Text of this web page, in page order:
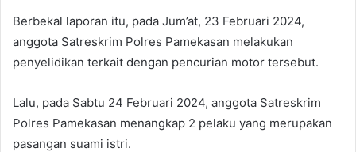
Berbekal laporan itu, pada Jum’at, 23 Februari 2024,
anggota Satreskrim Polres Pamekasan melakukan
penyelidikan terkait dengan pencurian motor tersebut.
Lalu, pada Sabtu 24 Februari 2024, anggota Satreskrim
Polres Pamekasan menangkap 2 pelaku yang merupakan
pasangan suami istri.